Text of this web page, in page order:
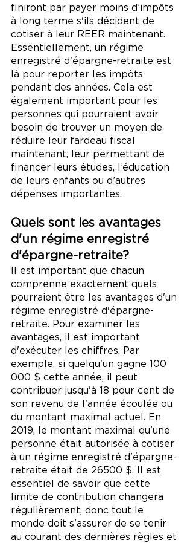
finiront par payer moins d’impôts
à long terme s'ils décident de
cotiser à leur REER maintenant.
Essentiellement, un régime
enregistré d'épargne-retraite est
là pour reporter les impôts
pendant des années. Cela est
également important pour les
personnes qui pourraient avoir
besoin de trouver un moyen de
réduire leur fardeau fiscal
maintenant, leur permettant de
financer leurs études, l’éducation
de leurs enfants ou d’autres
dépenses importantes.
Quels sont les avantages
d'un régime enregistré
d'épargne-retraite?
Il est important que chacun
comprenne exactement quels
pourraient être les avantages d'un
régime enregistré d'épargne-
retraite. Pour examiner les
avantages, il est important
d'exécuter les chiffres. Par
exemple, si quelqu'un gagne 100
000 $ cette année, il peut
contribuer jusqu'à 18 pour cent de
son revenu de l'année écoulée ou
du montant maximal actuel. En
2019, le montant maximal qu'une
personne était autorisée à cotiser
à un régime enregistré d'épargne-
retraite était de 26500 $. Il est
essentiel de savoir que cette
limite de contribution changera
régulièrement, donc tout le
monde doit s'assurer de se tenir
au courant des dernières règles et